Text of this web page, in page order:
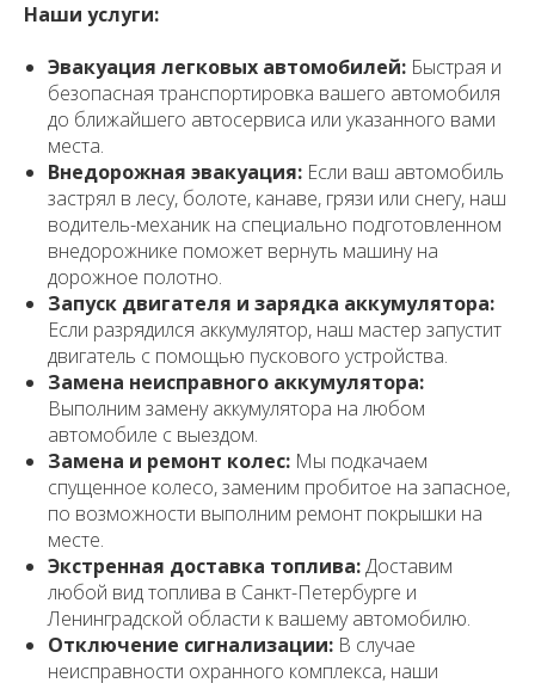
Наши услуги:
Эвакуация легковых автомобилей: Быстрая и
безопасная транспортировка вашего автомобиля
до ближайшего автосервиса или указанного вами
места.
Внедорожная эвакуация: Если ваш автомобиль
застрял в лесу, болоте, канаве, грязи или снегу, наш
водитель-механик на специально подготовленном
внедорожнике поможет вернуть машину на
дорожное полотно.
Запуск двигателя и зарядка аккумулятора:
Если разрядился аккумулятор, наш мастер запустит
двигатель с помощью пускового устройства.
Замена неисправного аккумулятора:
Выполним замену аккумулятора на любом
автомобиле с выездом.
Замена и ремонт колес: Мы подкачаем
спущенное колесо, заменим пробитое на запасное,
по возможности выполним ремонт покрышки на
месте.
Экстренная доставка топлива:Доставим
любой вид топлива в Санкт-Петербурге и
Ленинградской области к вашему автомобилю.
Отключение сигнализации: В случае
неисправности охранного комплекса, наши